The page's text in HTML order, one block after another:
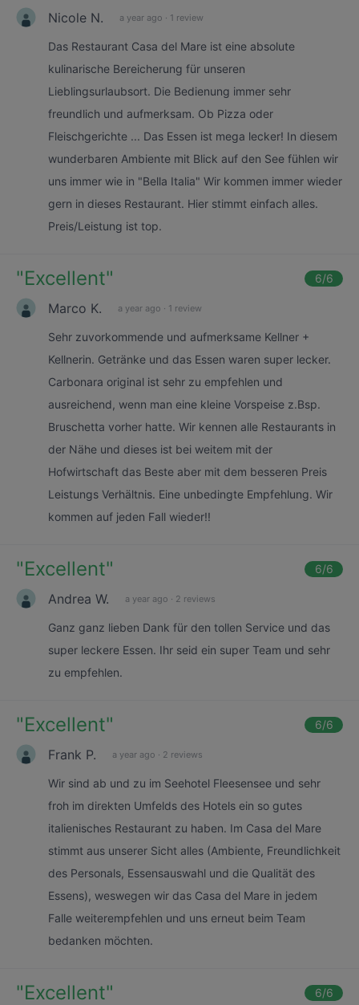
Nicole N. a year ago · 1 review
Das Restaurant Casa del Mare ist eine absolute
kulinarische Bereicherung für unseren
Lieblingsurlaubsort. Die Bedienung immer sehr
freundlich und aufmerksam. Ob Pizza oder
Fleischgerichte ... Das Essen ist mega lecker! In diesem
wunderbaren Ambiente mit Blick auf den See fühlen wir
uns immer wie in "Bella Italia" Wir kommen immer wieder
gern in dieses Restaurant. Hier stimmt einfach alles.
Preis/Leistung ist top.
"Excellent" 6/6
Marco K. a year ago · 1 review
Sehr zuvorkommende und aufmerksame Kellner +
Kellnerin. Getränke und das Essen waren super lecker.
Carbonara original ist sehr zu empfehlen und
ausreichend, wenn man eine kleine Vorspeise z.Bsp.
Bruschetta vorher hatte. Wir kennen alle Restaurants in
der Nähe und dieses ist bei weitem mit der
Hofwirtschaft das Beste aber mit dem besseren Preis
Leistungs Verhältnis. Eine unbedingte Empfehlung. Wir
kommen auf jeden Fall wieder!!
"Excellent" 6/6
Andrea W. a year ago · 2 reviews
Ganz ganz lieben Dank für den tollen Service und das
super leckere Essen. Ihr seid ein super Team und sehr
zu empfehlen.
"Excellent" 6/6
Frank P. a year ago · 2 reviews
Wir sind ab und zu im Seehotel Fleesensee und sehr
froh im direkten Umfelds des Hotels ein so gutes
italienisches Restaurant zu haben. Im Casa del Mare
stimmt aus unserer Sicht alles (Ambiente, Freundlichkeit
des Personals, Essensauswahl und die Qualität des
Essens), weswegen wir das Casa del Mare in jedem
Falle weiterempfehlen und uns erneut beim Team
bedanken möchten.
"Excellent" 6/6